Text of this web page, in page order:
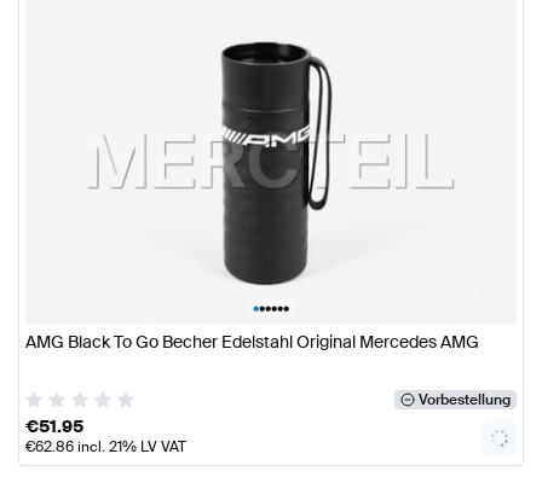
••••••
AMG Black To Go Becher Edelstahl Original Mercedes AMG
Vorbestellung
€51.95
€62.86incl. 21% LV VAT